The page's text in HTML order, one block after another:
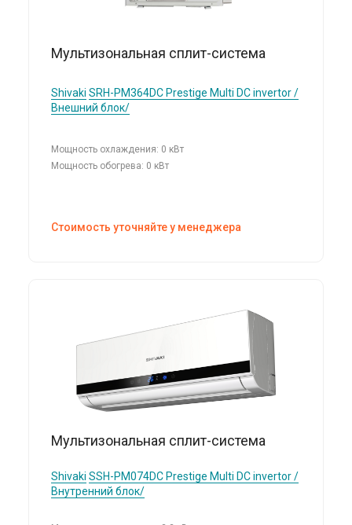
Мультизональная сплит-система
Shivaki SRH-PM364DC Prestige Multi DC invertor /
Внешний блок/
Мощность охлаждения: 0 кВт
Мощность обогрева: 0 кВт
Стоимость уточняйте у менеджера
Мультизональная сплит-система
Shivaki SSH-PM074DC Prestige Multi DC invertor /
Внутренний блок/